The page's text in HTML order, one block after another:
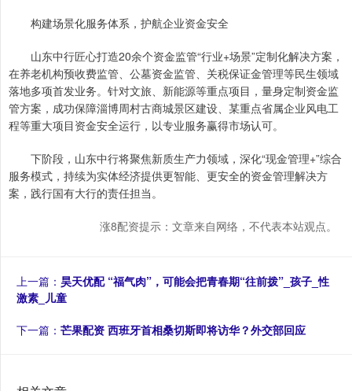
构建场景化服务体系，护航企业资金安全
山东中行匠心打造20余个资金监管“行业+场景”定制化解决方案，
在养老机构预收费监管、公墓资金监管、关税保证金管理等民生领域
落地多项首发业务。针对文旅、新能源等重点项目，量身定制资金监
管方案，成功保障淄博周村古商城景区建设、某重点省属企业风电工
程等重大项目资金安全运行，以专业服务赢得市场认可。
下阶段，山东中行将聚焦新质生产力领域，深化“现金管理+”综合
服务模式，持续为实体经济提供更智能、更安全的资金管理解决方
案，践行国有大行的责任担当。
涨8配资提示：文章来自网络，不代表本站观点。
上一篇： 昊天优配 “福气肉”，可能会把青春期“往前拨”_孩子_性
激素_儿童
下一篇： 芒果配资 西班牙首相桑切斯即将访华？外交部回应